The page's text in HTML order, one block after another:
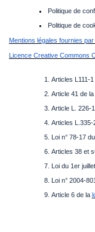
Politique de
Politique de
Mentions légales fournies
Licence Creative Commons
Articles L111-
Article 41 de
Article L. 226-
Articles L.335-
Loi n° 78-17
Articles 38 et
Loi du 1er
Loi n° 2004-
Article 6 de la